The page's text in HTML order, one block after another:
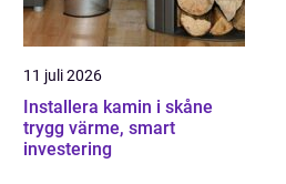
11 juli 2026
Installera kamin i skåne
trygg värme, smart
investering